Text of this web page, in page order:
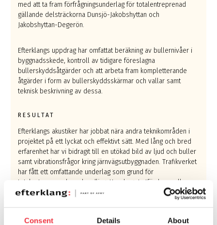
Consent Details About
med att ta fram förfrågningsunderlag för totalentreprenad
gällande delsträckorna Dunsjö-Jakobshyttan och
Jakobshyttan-Degerön.
Efterklangs uppdrag har omfattat beräkning av bullernivåer i
byggnadsskede, kontroll av tidigare föreslagna
bullerskyddsåtgärder och att arbeta fram kompletterande
åtgärder i form av bullerskyddsskärmar och vallar samt
teknisk beskrivning av dessa.
RESULTAT
Efterklangs akustiker har jobbat nära andra teknikområden i
projektet på ett lyckat och effektivt sätt. Med lång och bred
erfarenhet har vi bidragit till en utökad bild av ljud och buller
samt vibrationsfrågor kring järnvägsutbyggnaden. Trafikverket
har fått ett omfattande underlag som grund för
totalentreprenadsupphandling. Uppdraget utfördes mellan
2019 och 2021.